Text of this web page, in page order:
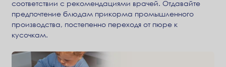
соответствии с рекомендациями врачей. Отдавайте
предпочтение блюдам прикорма промышленного
производства, постепенно переходя от пюре к
кусочкам.